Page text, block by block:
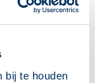
bij te houden
ze